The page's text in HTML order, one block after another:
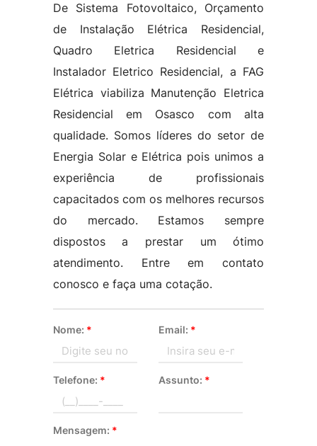
De Sistema Fotovoltaico, Orçamento
de Instalação Elétrica Residencial,
Quadro Eletrica Residencial e
Instalador Eletrico Residencial, a FAG
Elétrica viabiliza Manutenção Eletrica
Residencial em Osasco com alta
qualidade. Somos líderes do setor de
Energia Solar e Elétrica pois unimos a
experiência de profissionais
capacitados com os melhores recursos
do mercado. Estamos sempre
dispostos a prestar um ótimo
atendimento. Entre em contato
conosco e faça uma cotação.
Nome: * Email: *
Telefone: * Assunto: *
Mensagem: *